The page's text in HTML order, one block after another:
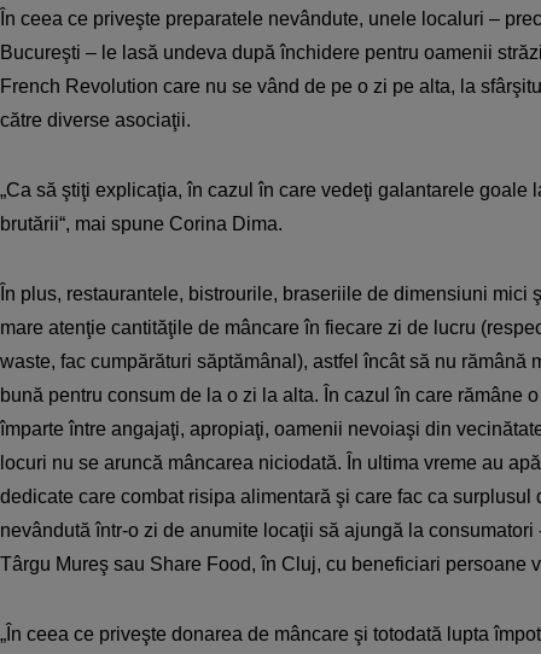
În ceea ce priveşte preparatele nevândute, unele localuri –
Bucureşti – le lasă undeva după închidere pentru oamenii
French Revolution care nu se vând de pe o zi pe alta, la
către diverse asociaţii.
„Ca să ştiţi explicaţia, în cazul în care vedeţi galantarele goale
brutării“, mai spune Corina Dima.
În plus, restaurantele, bistrourile, braseriile de dimensiuni mici
mare atenţie cantităţile de mâncare în fiecare zi de lucru
waste, fac cumpărături săptămânal), astfel încât să nu rămână
bună pentru consum de la o zi la alta. În cazul în care rămâne
împarte între angajaţi, apropiaţi, oamenii nevoiaşi din
locuri nu se aruncă mâncarea niciodată. În ultima vreme au
dedicate care combat risipa alimentară şi care fac ca surplusul
nevândută într-o zi de anumite locaţii să ajungă la
Târgu Mureş sau Share Food, în Cluj, cu beneficiari persoane
„În ceea ce priveşte donarea de mâncare şi totodată lupta